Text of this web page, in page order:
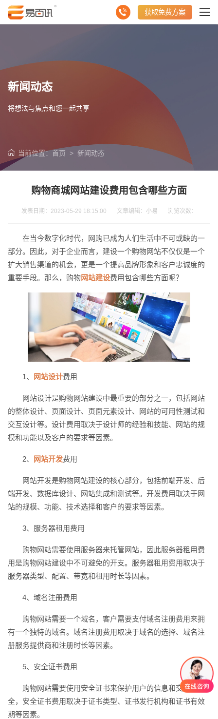
获取免费方案
新闻动态
将想法与焦点和您一起共享
当前位置： 首页 > 新闻动态
购物商城网站建设费用包含哪些方面
发表日期：2023-05-29 18:15:00 文章编辑：小易 浏览次数：
在当今数字化时代，网购已成为人们生活中不可或缺的一
部分。因此，对于企业而言，建设一个购物网站不仅仅是一个
扩大销售渠道的机会，更是一个提高品牌形象和客户忠诚度的
重要手段。那么，购物网站建设费用包含哪些方面呢？
1、 网站设计费用
网站设计是购物网站建设中最重要的部分之一，包括网站
的整体设计、页面设计、页面元素设计、网站的可用性测试和
交互设计等。设计费用取决于设计师的经验和技能、网站的规
模和功能以及客户的要求等因素。
2、 网站开发费用
网站开发是购物网站建设的核心部分，包括前端开发、后
端开发、数据库设计、网站集成和测试等。开发费用取决于网
站的规模、功能、技术选择和客户的要求等因素。
3、服务器租用费用
购物网站需要使用服务器来托管网站，因此服务器租用费
用是购物网站建设中不可避免的开支。服务器租用费用取决于
服务器类型、配置、带宽和租用时长等因素。
4、域名注册费用
购物网站需要一个域名，客户需要支付域名注册费用来拥
有一个独特的域名。域名注册费用取决于域名的选择、域名注
册服务提供商和注册时长等因素。
5、安全证书费用
购物网站需要使用安全证书来保护用户的信息和交易安
全，安全证书费用取决于证书类型、证书发行机构和证书有效
期等因素。
请输入您的公司名称 名字